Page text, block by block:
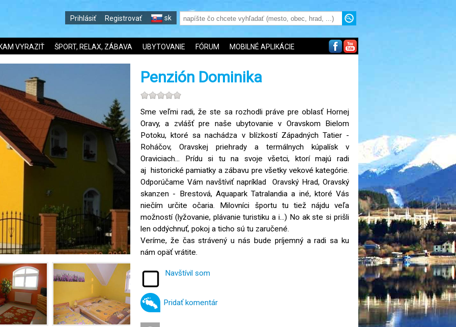
Prihlásiť Registrovať sk
VYRAZIŤ ŠPORT, RELAX, ZÁBAVA UBYTOVANIE FÓRUM MOBILNÉ APLIKÁCIE
Penzión Dominika
Sme veľmi radi, že ste sa rozhodli práve pre oblasť Hornej
Oravy, a zvlášť pre naše ubytovanie v Oravskom Bielom
Potoku, ktoré sa nachádza v blízkostí Západných Tatier -
Roháčov, Oravskej priehrady a termálnych kúpalísk v
Oraviciach... Prídu si tu na svoje všetci, ktorí majú radi
aj historické pamiatky a zábavu pre všetky vekové kategórie.
Odporúčame Vám navštíviť napríklad Oravský Hrad, Oravský
skanzen - Brestová, Aquapark Tatralandia a iné, ktoré Vás
niečím určite očaria. Milovníci športu tu tiež nájdu veľa
možností (lyžovanie, plávanie turistiku a i...) No ak ste si prišli
len oddýchnuť, pokoj a ticho sú tu zaručené.
Veríme, že čas strávený u nás bude príjemný a radi sa ku
nám opäť vrátite.
Navštívil som
Pridať komentár